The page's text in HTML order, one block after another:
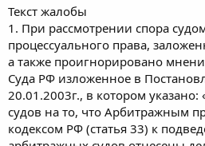
Текст жалобы
1. При рассмотрении спора
процессуального права,
а также проигнорировано
Суда РФ изложенное в
20.01.2003г., в котором
судов на то, что Арбитражным
кодексом РФ (статья 33) к